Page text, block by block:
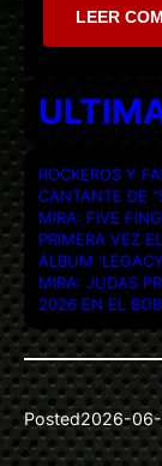
LEER
ROCKEROS Y
CANTANTE DE
MIRA: FIVE
PRIMERA VEZ
ÁLBUM
MIRA: JUDAS
2026 EN EL
Posted2026-06-